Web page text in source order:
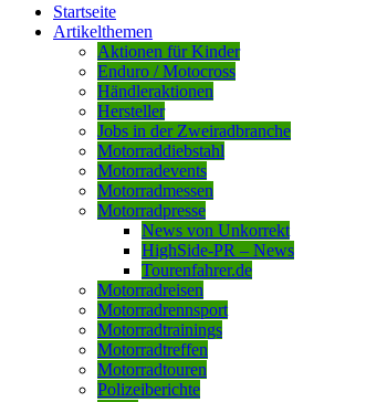
Startseite
Artikelthemen
Aktionen für Kinder
Enduro / Motocross
Händleraktionen
Hersteller
Jobs in der Zweiradbranche
Motorraddiebstahl
Motorradevents
Motorradmessen
Motorradpresse
News von Unkorrekt
HighSide-PR – News
Tourenfahrer.de
Motorradreisen
Motorradrennsport
Motorradtrainings
Motorradtreffen
Motorradtouren
Polizeiberichte